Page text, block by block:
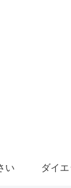
い ダイ